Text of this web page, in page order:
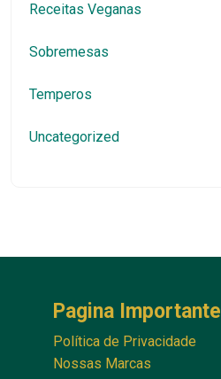
Receitas Veganas
Sobremesas
Temperos
Uncategorized
Pagina Importante
Política de Privacidade
Nossas Marcas